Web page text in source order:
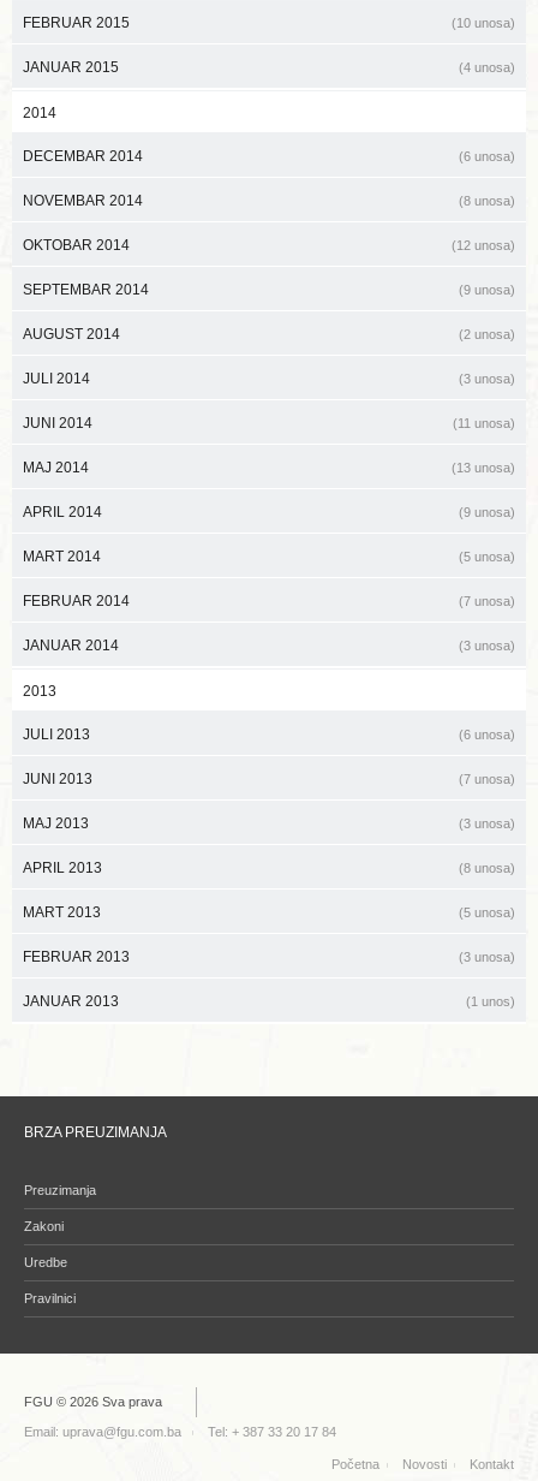
FEBRUAR 2015 (10 unosa)
JANUAR 2015 (4 unosa)
2014
DECEMBAR 2014 (6 unosa)
NOVEMBAR 2014 (8 unosa)
OKTOBAR 2014 (12 unosa)
SEPTEMBAR 2014 (9 unosa)
AUGUST 2014 (2 unosa)
JULI 2014 (3 unosa)
JUNI 2014 (11 unosa)
MAJ 2014 (13 unosa)
APRIL 2014 (9 unosa)
MART 2014 (5 unosa)
FEBRUAR 2014 (7 unosa)
JANUAR 2014 (3 unosa)
2013
JULI 2013 (6 unosa)
JUNI 2013 (7 unosa)
MAJ 2013 (3 unosa)
APRIL 2013 (8 unosa)
MART 2013 (5 unosa)
FEBRUAR 2013 (3 unosa)
JANUAR 2013 (1 unos)
BRZA PREUZIMANJA
Preuzimanja
Zakoni
Uredbe
Pravilnici
FGU © 2026 Sva prava
Email: uprava@fgu.com.ba Tel: + 387 33 20 17 84
Početna Novosti Kontakt